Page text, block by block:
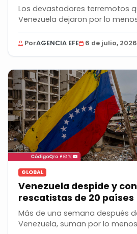
Los devastadores terremotos
Venezuela dejaron por lo
PorAGENCIA EFE 6 de julio, 2026
GLOBAL
Venezuela despide y
rescatistas de 20 países
Más de una semana después
Venezuela, suman por lo